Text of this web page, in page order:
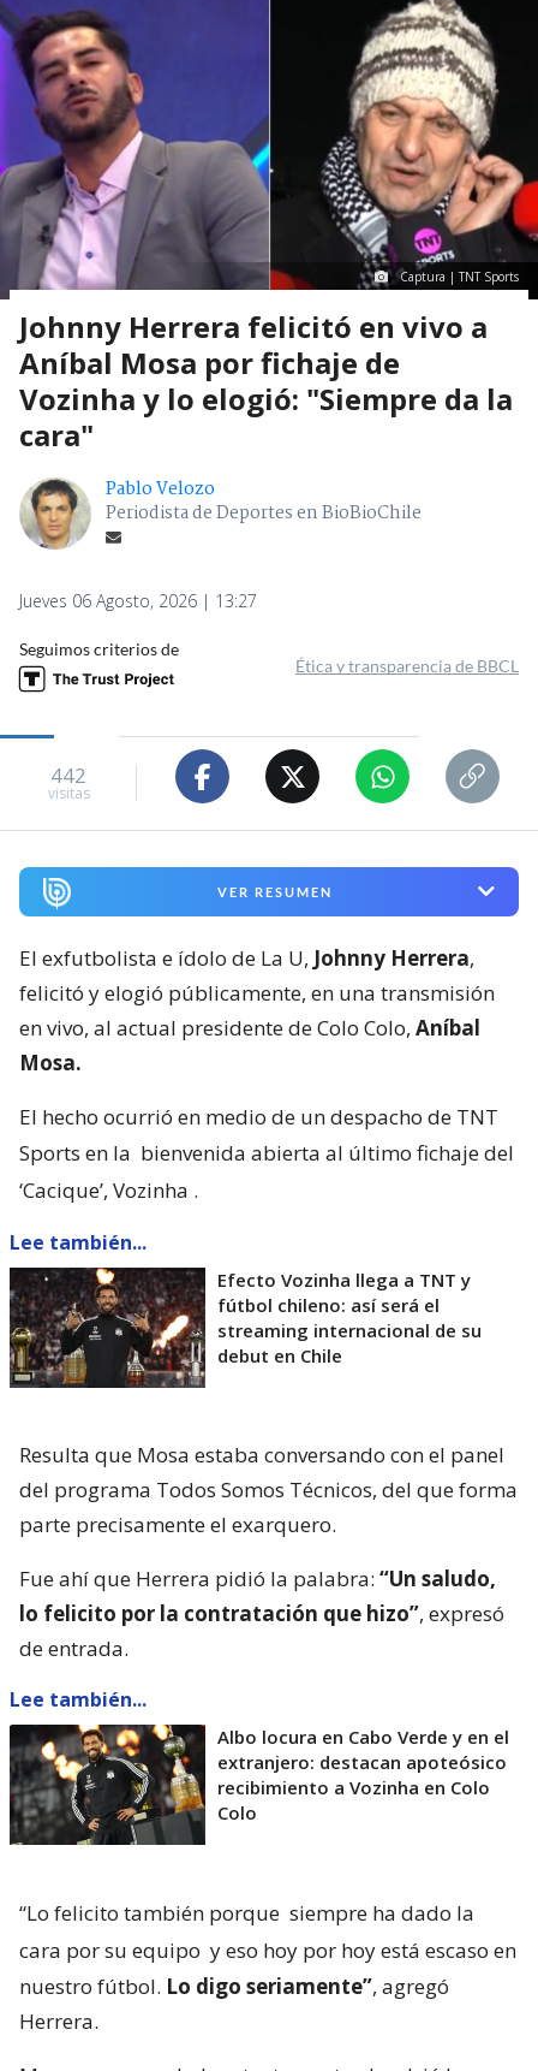
Captura | TNT Sports
Johnny Herrera felicitó en vivo a
Aníbal Mosa por fichaje de
Vozinha y lo elogió: "Siempre da la
cara"
Pablo Velozo
Periodista de Deportes en BioBioChile
Jueves 06 Agosto, 2026 | 13:27
Seguimos criterios de
Ética y transparencia de BBCL
442
visitas
VER RESUMEN
El exfutbolista e ídolo de La U, Johnny Herrera,
felicitó y elogió públicamente, en una transmisión
en vivo, al actual presidente de Colo Colo, Aníbal
Mosa.
El hecho ocurrió en medio de un despacho de TNT
Sports en la bienvenida abierta al último fichaje del
‘Cacique’, Vozinha .
Lee también...
Efecto Vozinha llega a TNT y
fútbol chileno: así será el
streaming internacional de su
debut en Chile
Resulta que Mosa estaba conversando con el panel
del programa Todos Somos Técnicos, del que forma
parte precisamente el exarquero.
Fue ahí que Herrera pidió la palabra: “Un saludo,
lo felicito por la contratación que hizo”, expresó
de entrada.
Lee también...
Albo locura en Cabo Verde y en el
extranjero: destacan apoteósico
recibimiento a Vozinha en Colo
Colo
“Lo felicito también porque siempre ha dado la
cara por su equipo y eso hoy por hoy está escaso en
nuestro fútbol. Lo digo seriamente”, agregó
Herrera.